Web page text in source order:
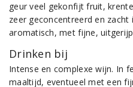
geur veel gekonfijt fruit,
zeer geconcentreerd en zacht
aromatisch, met fijne,
Drinken bij
Intense en complexe wijn. In
maaltijd, eventueel met een